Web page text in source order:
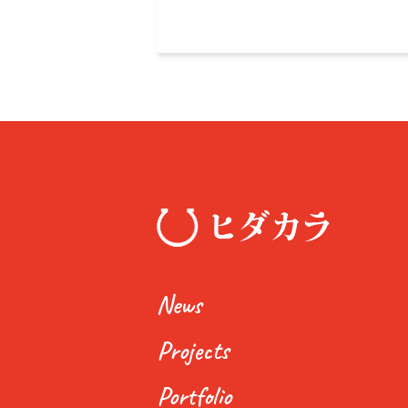
News
Projects
Portfolio